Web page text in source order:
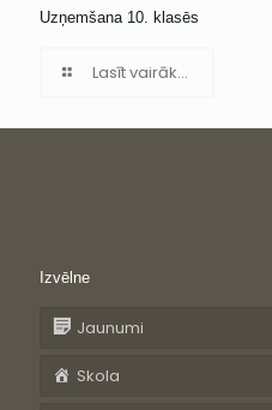
Uzņemšana 10. klasēs
Lasīt vairāk...
Izvēlne
Jaunumi
Skola